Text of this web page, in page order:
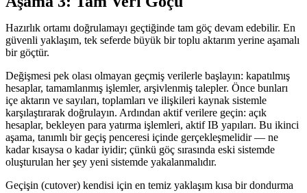
Hazırlık ortamı doğrulamayı geçtiğinde tam göç devam edebilir. En
güvenli yaklaşım, tek seferde büyük bir toplu aktarım yerine aşamalı
bir göçtür.
Değişmesi pek olası olmayan geçmiş verilerle başlayın: kapatılmış
hesaplar, tamamlanmış işlemler, arşivlenmiş talepler. Önce bunları
içe aktarın ve sayıları, toplamları ve ilişkileri kaynak sistemle
karşılaştırarak doğrulayın. Ardından aktif verilere geçin: açık
hesaplar, bekleyen para yatırma işlemleri, aktif IB yapıları. Bu ikinci
aşama, tanımlı bir geçiş penceresi içinde gerçekleşmelidir — ne
kadar kısaysa o kadar iyidir; çünkü göç sırasında eski sistemde
oluşturulan her şey yeni sistemde yakalanmalıdır.
Geçişin (cutover) kendisi için en temiz yaklaşım kısa bir dondurma